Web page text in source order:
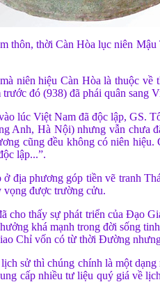
thời Càn Hòa lục niên
niên hiệu Càn Hòa là thuộc
đó (938) đã phái quân sang
lúc Việt Nam đã độc lập, GS.
Hà Nội) nhưng vẫn chưa
cũng đều không có niên
lập...”.
phương góp tiền vẽ tranh
vọng được trường cửu.
cho thấy sự phát triển của Ðạo
khá mạnh trong đời sống
Chỉ vốn có từ thời Ðường
sử thì chúng chính là một
cấp nhiều tư liệu quý giá về